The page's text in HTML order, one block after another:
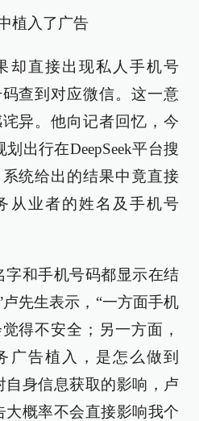
植入了广告
却直接出现私人手机号
查到对应微信。这一意
异。他向记者回忆，今
出行在DeepSeek平台搜
统给出的结果中竟直接
从业者的姓名及手机号
字和手机号码都显示在结
先生表示，“一方面手机
得不安全；另一方面，
广告植入，是怎么做到
自身信息获取的影响，卢
大概率不会直接影响我个